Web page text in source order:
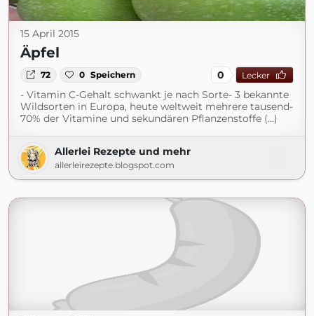
15 April 2015
Äpfel
72 0 Speichern 0 Lecker
- Vitamin C-Gehalt schwankt je nach Sorte- 3 bekannte
Wildsorten in Europa, heute weltweit mehrere tausend-
70% der Vitamine und sekundären Pflanzenstoffe (...)
Allerlei Rezepte und mehr
allerleirezepte.blogspot.com